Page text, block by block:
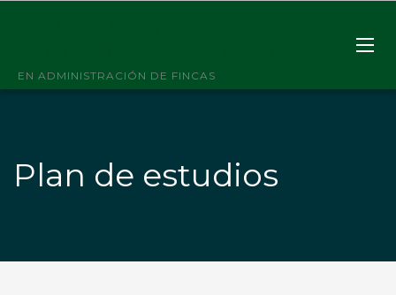
EN ADMINISTRACIÓN DE FINCAS
Plan de estudios